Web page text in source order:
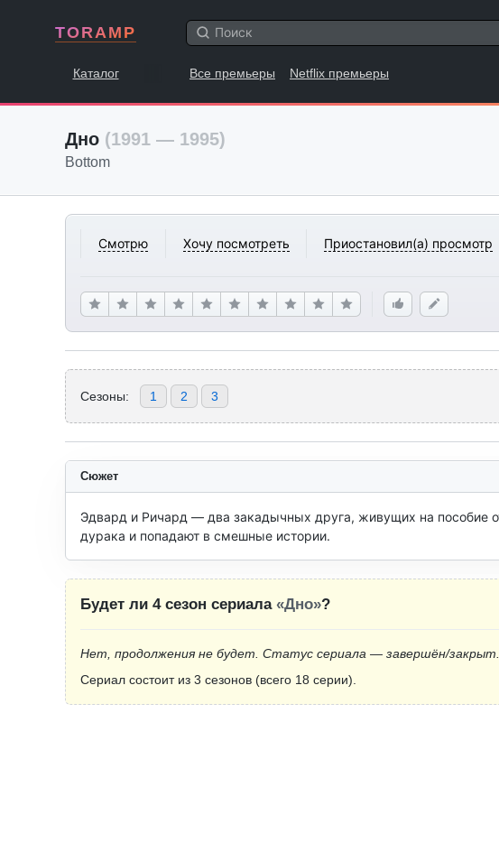
TORAMP
Каталог Все премьеры Netflix премьеры
Дно (1991 — 1995)
Bottom
Смотрю Хочу посмотреть Приостановил(а) просмотр
Сезоны: 1 2 3
Сюжет
Эдвард и Ричард — два закадычных друга, живущих на пособие
дурака и попадают в смешные истории.
Будет ли 4 сезон сериала «Дно»?
Нет, продолжения не будет. Статус сериала — завершён/закрыт.
Сериал состоит из 3 сезонов (всего 18 серии).